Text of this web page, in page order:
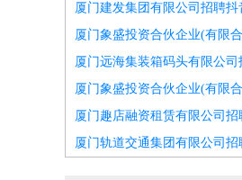
厦门建发集团有限公司招聘抖
厦门象盛投资合伙企业(有限
厦门远海集装箱码头有限公
厦门象盛投资合伙企业(有限
厦门趣店融资租赁有限公司
厦门轨道交通集团有限公司